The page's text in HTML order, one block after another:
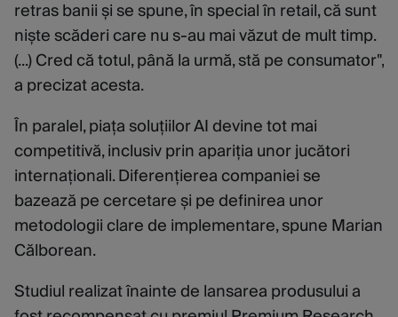
retras banii și se spune, în special în retail, că sunt
niște scăderi care nu s-au mai văzut de mult timp.
(...) Cred că totul, până la urmă, stă pe consumator",
a precizat acesta.
În paralel, piața soluțiilor AI devine tot mai
competitivă, inclusiv prin apariția unor jucători
internaționali. Diferențierea companiei se
bazează pe cercetare și pe definirea unor
metodologii clare de implementare, spune Marian
Călborean.
Studiul realizat înainte de lansarea produsului a